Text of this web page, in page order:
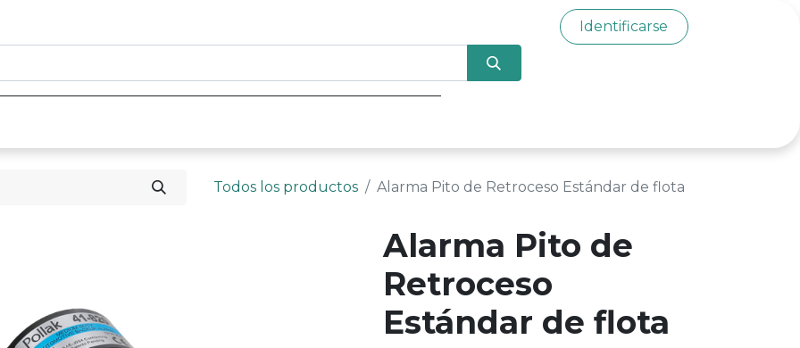
Identificarse
Todos los productos Alarma Pito de Retroceso Estándar de flota
Alarma Pito de
Retroceso
Estándar de flota